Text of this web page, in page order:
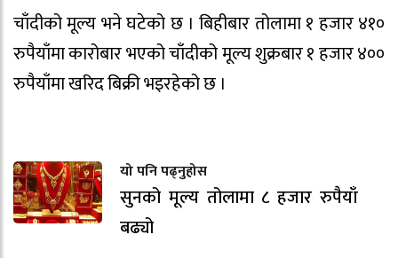
चाँदीको मूल्य भने घटेको छ । बिहीबार तोलामा १ हजार ४१०
रुपैयाँमा कारोबार भएको चाँदीको मूल्य शुक्रबार १ हजार ४००
रुपैयाँमा खरिद बिक्री भइरहेको छ ।
यो पनि पढ्नुहोस
सुनको मूल्य तोलामा ८ हजार रुपैयाँ
बढ्यो